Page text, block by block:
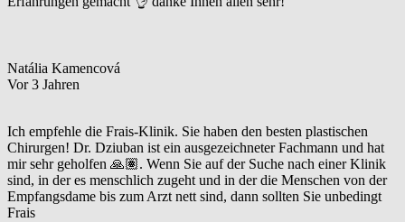
Natália Kamencová
Vor 3 Jahren
Ich empfehle die Frais-Klinik. Sie haben den besten plastischen
Chirurgen! Dr. Dziuban ist ein ausgezeichneter Fachmann und hat
mir sehr geholfen 🙏🏽. Wenn Sie auf der Suche nach einer Klinik
sind, in der es menschlich zugeht und in der die Menschen von der
Empfangsdame bis zum Arzt nett sind, dann sollten Sie unbedingt
Frais